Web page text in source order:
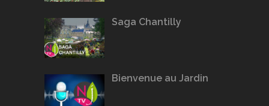
Saga Chantilly
Bienvenue au Jardin